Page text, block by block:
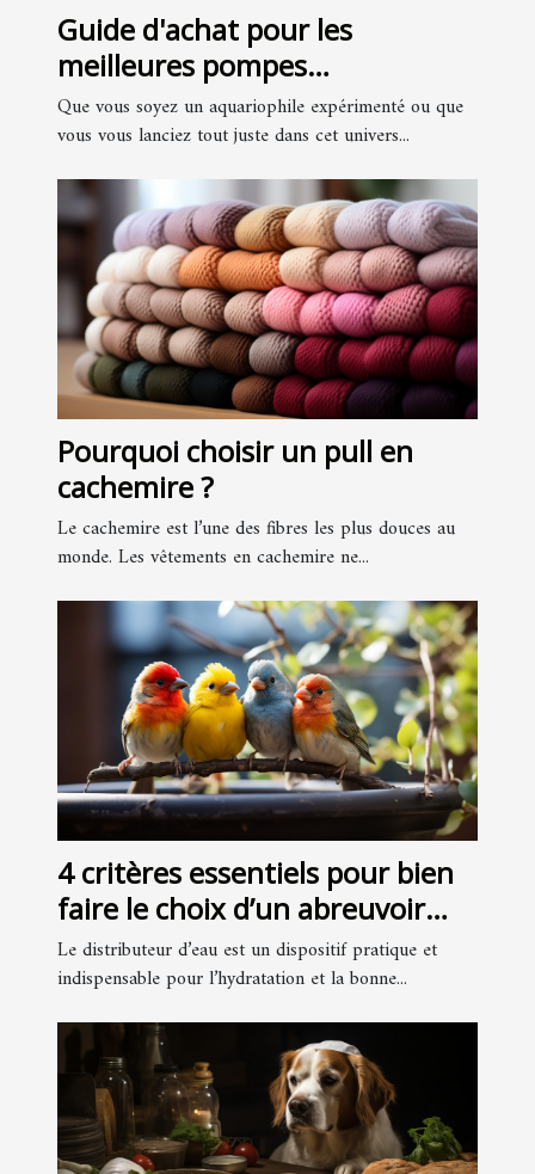
Guide d'achat pour les
meilleures pompes
d'aquariums
Que vous soyez un aquariophile expérimenté ou que
vous vous lanciez tout juste dans cet univers...
Pourquoi choisir un pull en
cachemire ?
Le cachemire est l’une des fibres les plus douces au
monde. Les vêtements en cachemire ne...
4 critères essentiels pour bien
faire le choix d’un abreuvoir
pour oiseaux
Le distributeur d’eau est un dispositif pratique et
indispensable pour l’hydratation et la bonne...